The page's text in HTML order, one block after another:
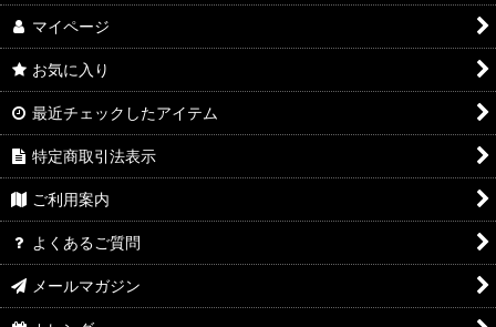
マイページ
お気に入り
最近チェックしたアイテム
特定商取引法表示
ご利用案内
よくあるご質問
メールマガジン